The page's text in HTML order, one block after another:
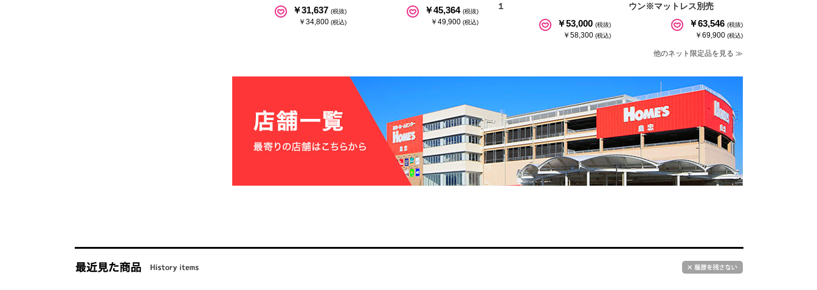
￥31,637 (税抜)
￥34,800 (税込)
￥45,364 (税抜)
￥49,900(税込)
１
￥53,000 (税抜)
￥58,300 (税込)
ウン※マットレス別売
￥63,546 (税抜)
￥69,900 (税込)
他のネット限定品を見る ≫